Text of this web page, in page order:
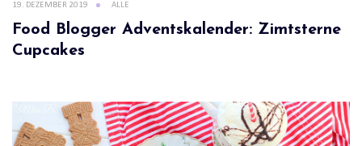
19. DEZEMBER 2019 ALLE
Food Blogger Adventskalender: Zimtsterne
Cupcakes